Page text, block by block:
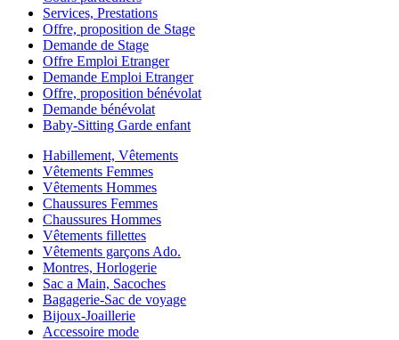
Services, Prestations
Offre, proposition de Stage
Demande de Stage
Offre Emploi Etranger
Demande Emploi Etranger
Offre, proposition bénévolat
Demande bénévolat
Baby-Sitting Garde enfant
Habillement, Vêtements
Vêtements Femmes
Vêtements Hommes
Chaussures Femmes
Chaussures Hommes
Vêtements fillettes
Vêtements garçons Ado.
Montres, Horlogerie
Sac a Main, Sacoches
Bagagerie-Sac de voyage
Bijoux-Joaillerie
Accessoire mode